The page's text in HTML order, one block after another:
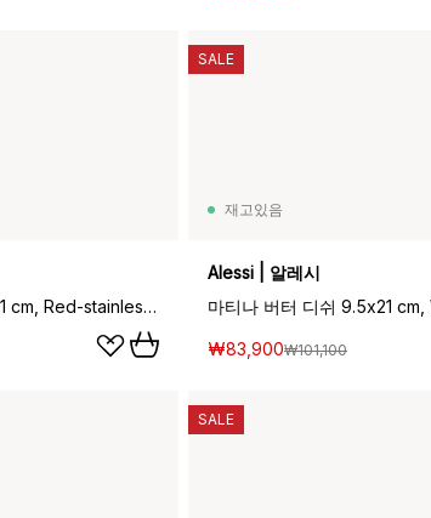
마티나 버터 디쉬 9.5x21 cm, Red-stainless steel
재고있음
Alessi | 알레시
₩83,900₩101,100
SALE
SALE